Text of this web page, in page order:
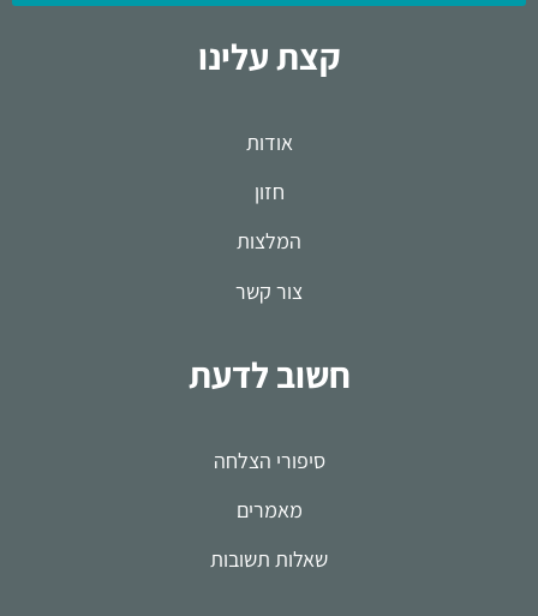
קצת עלינו
אודות
חזון
המלצות
צור קשר
חשוב לדעת
סיפורי הצלחה
מאמרים
שאלות תשובות